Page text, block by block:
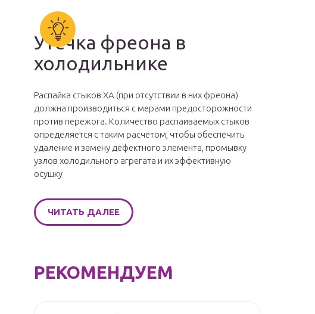
Утечка фреона в
холодильнике
Распайка стыков ХА (при отсутствии в них фреона)
должна производиться с мерами предосторожности
против пережога. Количество распаиваемых стыков
определяется с таким расчётом, чтобы обеспечить
удаление и замену дефектного элемента, промывку
узлов холодильного агрегата и их эффективную
осушку
ЧИТАТЬ ДАЛЕЕ
РЕКОМЕНДУЕМ